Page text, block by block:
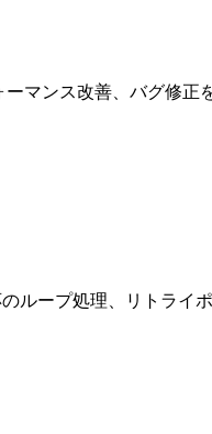
マンス改善、バグ修正
ループ処理、リトライ